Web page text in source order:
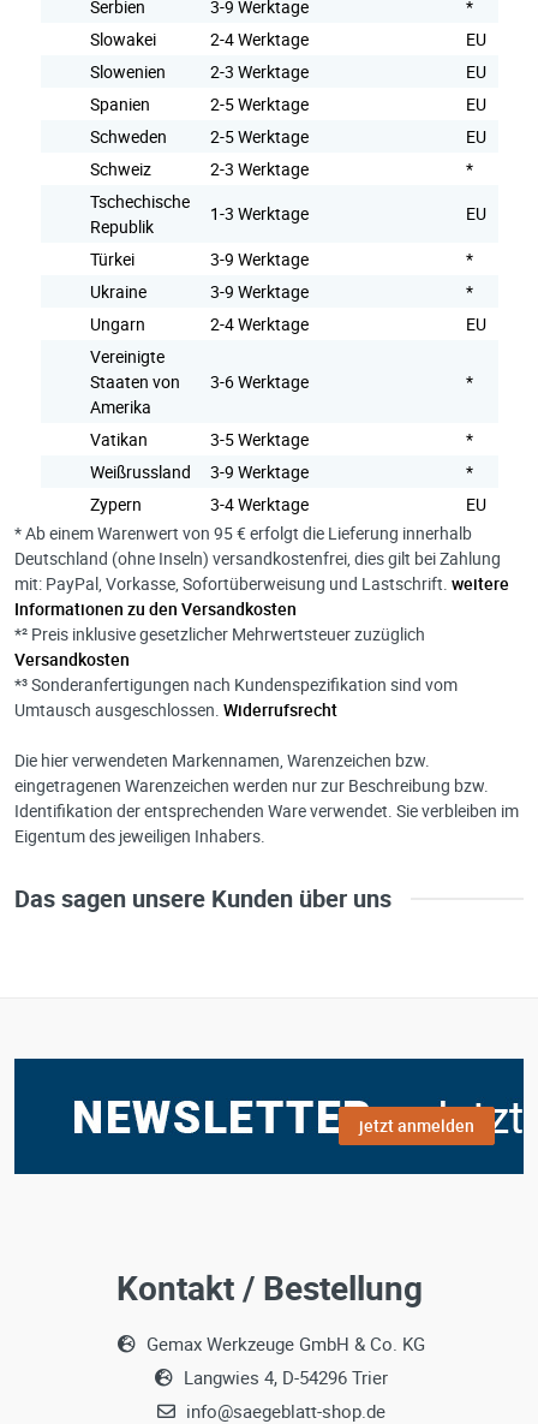
Serbien 3-9 Werktage
*
Slowakei
2-4 Werktage
EU
Slowenien
2-3 Werktage
EU
Spanien
2-5 Werktage
EU
Schweden
2-5 Werktage
EU
Schweiz
2-3 Werktage
*
Tschechische
Republik
1-3 Werktage
EU
Türkei
3-9 Werktage
*
Ukraine
3-9 Werktage
*
Ungarn
2-4 Werktage
EU
Vereinigte
Staaten von
Amerika
3-6 Werktage *
Vatikan 3-5 Werktage
*
Weißrussland
3-9 Werktage
*
Zypern
3-4 Werktage
EU
* Ab einem Warenwert von 95 € erfolgt die Lieferung innerhalb
Deutschland (ohne Inseln) versandkostenfrei, dies gilt bei Zahlung
mit: PayPal, Vorkasse, Sofortüberweisung und Lastschrift. weitere
Informationen zu den Versandkosten
*² Preis inklusive gesetzlicher Mehrwertsteuer zuzüglich
Versandkosten
*³ Sonderanfertigungen nach Kundenspezifikation sind vom
Umtausch ausgeschlossen. Widerrufsrecht
Die hier verwendeten Markennamen, Warenzeichen bzw.
eingetragenen Warenzeichen werden nur zur Beschreibung bzw.
Identifikation der entsprechenden Ware verwendet. Sie verbleiben im
Eigentum des jeweiligen Inhabers.
Das sagen unsere Kunden über uns
jetzt anmelden
Kontakt / Bestellung
Gemax Werkzeuge GmbH & Co. KG
Langwies 4, D-54296 Trier
info@saegeblatt-shop.de